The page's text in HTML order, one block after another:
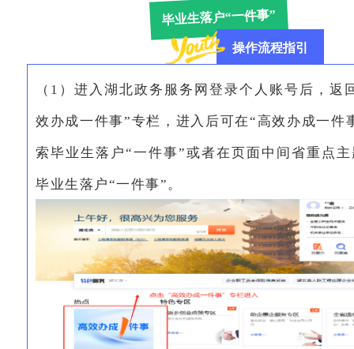
毕业生落户“一件事”
操作流程指引
（1）进入湖北政务服务网登录个人账号后，返
效办成一件事”专栏，进入后可在“高效办成一件
索毕业生落户“一件事”或者在页面中间省重点
毕业生落户“一件事”。